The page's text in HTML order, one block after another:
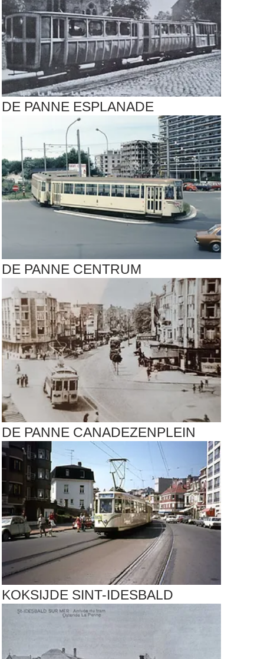
DE PANNE ESPLANADE
DE PANNE CENTRUM
DE PANNE CANADEZENPLEIN
KOKSIJDE SINT-IDESBALD